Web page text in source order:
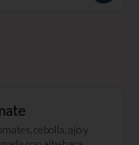
cebolla, ajo y